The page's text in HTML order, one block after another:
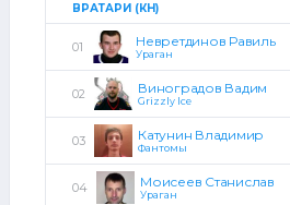
ВРАТАРИ (КН)
Невретдинов Равиль
Ураган
Виноградов Вадим
Grizzly Ice
Катунин Владимир
Фантомы
Моисеев Станислав
Ураган